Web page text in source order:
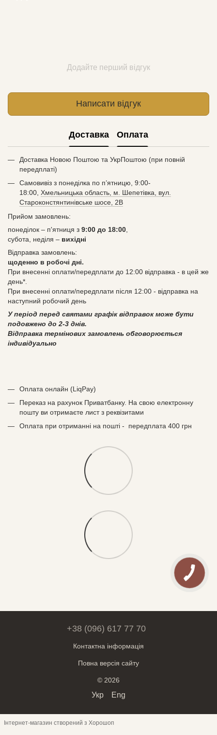
Додайте перший відгук
Написати відгук
Доставка Оплата
Доставка Новою Поштою та УкрПоштою (при повній
передплаті)
Самовивіз з понеділка по п’ятницю, 9:00-
18:00, Хмельницька область, м. Шепетівка, вул.
Староконстянтинівське шосе, 2В
Прийом замовлень:
понеділок – п'ятниця з 9:00 до 18:00
субота, неділя – вихідні
Відправка замовлень:
щоденно в робочі дні.
При внесенні оплати/передплати до 12:00 відправка - в цей же
день*.
При внесенні оплати/передплати після 12:00 - відправка на
наступний робочий день
У період перед святами графік відправок може бути
подовжено до 2-3 днів.
Відправка термінових замовлень обговорюється
індивідуально
Оплата онлайн (LiqPay)
Переказ на рахунок Приватбанку. На свою електронну
пошту ви отримаєте лист з реквізитами
Оплата при отриманні на пошті - передплата 400 грн
+38 (096) 617 77 70
Контактна інформація
Повна версія сайту
© 2026
Укр Eng
Інтернет-магазин створений з Хорошоп